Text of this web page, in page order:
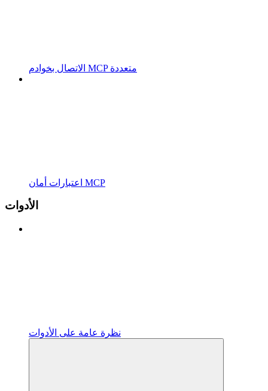
الاتصال بخوادم MCP متعددة
اعتبارات أمان MCP
الأدوات
نظرة عامة على الأدوات